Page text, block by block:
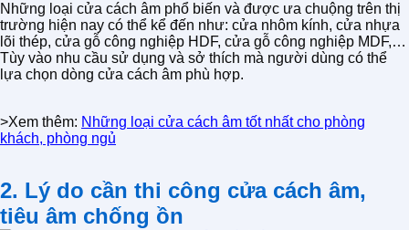
Những loại cửa cách âm phổ biến và được ưa chuộng trên thị
trường hiện nay có thể kể đến như: cửa nhôm kính, cửa nhựa
lõi thép, cửa gỗ công nghiệp HDF, cửa gỗ công nghiệp MDF,…
Tùy vào nhu cầu sử dụng và sở thích mà người dùng có thể
lựa chọn dòng cửa cách âm phù hợp.
>Xem thêm: Những loại cửa cách âm tốt nhất cho phòng
khách, phòng ngủ
2. Lý do cần thi công cửa cách âm,
tiêu âm chống ồn